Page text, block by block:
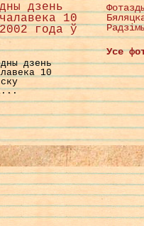
дзень
10
года ў
дзень
10
Усе